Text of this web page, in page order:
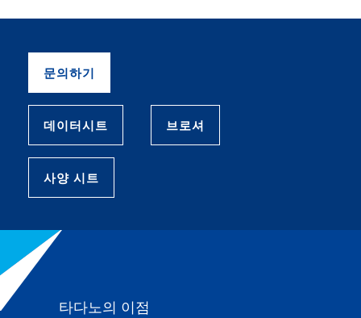
문의하기
데이터시트 브로셔
사양 시트
타다노의 이점